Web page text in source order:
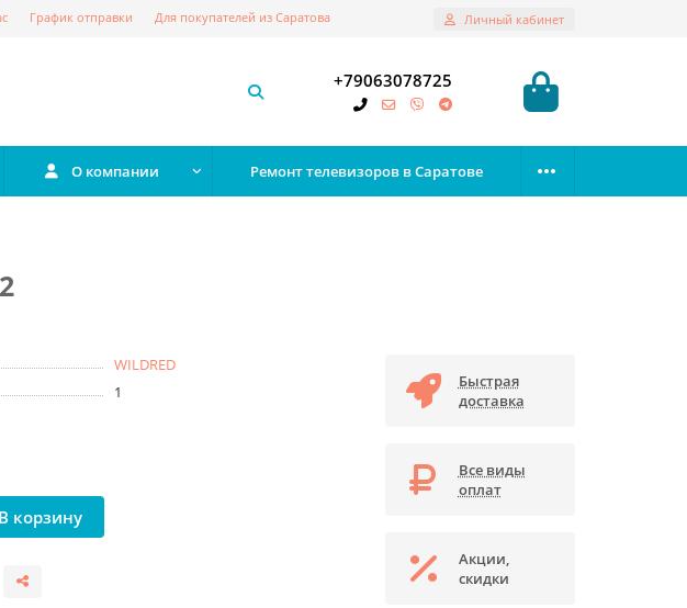
График отправки Для покупателей из Саратова Личный кабинет
+79063078725
О компании Ремонт телевизоров в Саратове
WILDRED
1
В корзину
Быстрая
доставка
Все виды
оплат
Акции,
скидки